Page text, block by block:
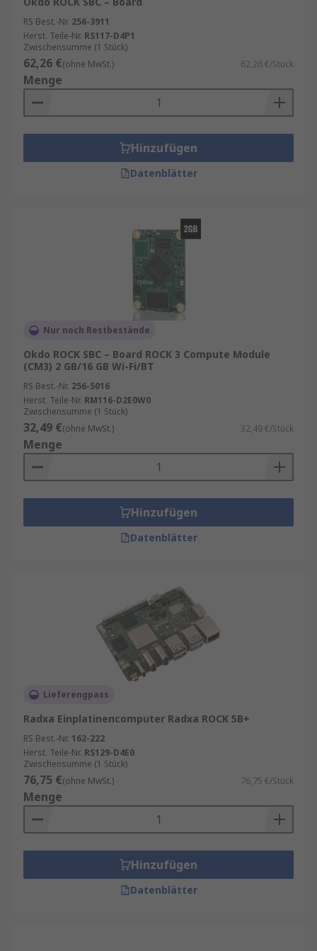
RS Best.-Nr. 256-3911
Herst. Teile-Nr. RS117-D4P1
Zwischensumme (1 Stück)
62,26 €(ohne MwSt.) 62,26 €/Stück
Menge
Hinzufügen
Datenblätter
Nur noch Restbestände
Okdo ROCK SBC – Board ROCK 3 Compute Module
(CM3) 2 GB/16 GB Wi-Fi/BT
RS Best.-Nr. 256-5016
Herst. Teile-Nr. RM116-D2E0W0
Zwischensumme (1 Stück)
32,49 €(ohne MwSt.) 32,49 €/Stück
Menge
Hinzufügen
Datenblätter
Lieferengpass
Radxa Einplatinencomputer Radxa ROCK 5B+
RS Best.-Nr. 162-222
Herst. Teile-Nr. RS129-D4E0
Zwischensumme (1 Stück)
76,75 €(ohne MwSt.) 76,75 €/Stück
Menge
Hinzufügen
Datenblätter